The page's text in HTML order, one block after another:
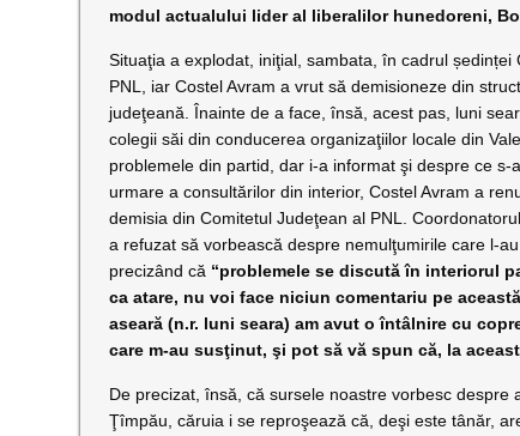
modul actualului lider al liberalilor hunedoreni,
Situaţia a explodat, iniţial, sambata, în cadrul ședinței
PNL, iar Costel Avram a vrut să demisioneze din
judeţeană. Înainte de a face, însă, acest pas, luni
colegii săi din conducerea organizaţiilor locale din
problemele din partid, dar i-a informat şi despre ce s-
urmare a consultărilor din interior, Costel Avram a
demisia din Comitetul Judeţean al PNL.
a refuzat să vorbească despre nemulţumirile care l-
precizând că “problemele se discută în interiorul
ca atare, nu voi face niciun comentariu pe
aseară (n.r. luni seara) am avut o întâlnire cu
care m-au susţinut, şi pot să vă spun că, la
De precizat, însă, că sursele noastre vorbesc
Ţîmpău, căruia i se reproşează că, deşi este tânăr,